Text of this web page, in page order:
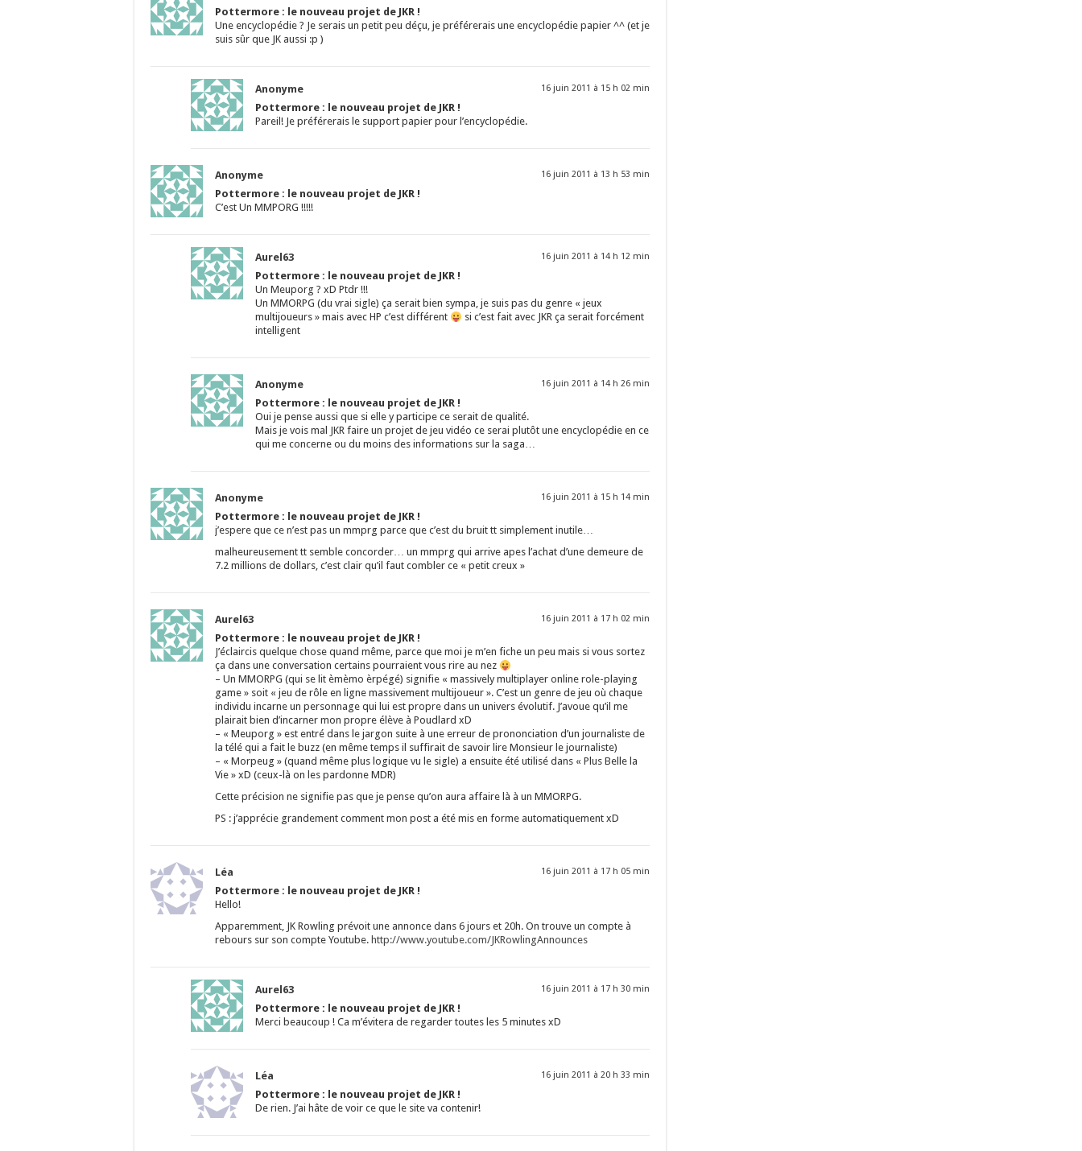
Pottermore : le nouveau projet de JKR !
Une encyclopédie ? Je serais un petit peu déçu, je préférerais une encyclopédie papier ^^ (et je
suis sûr que JK aussi :p )
Anonyme 16 juin 2011 à 15 h 02 min
Pottermore : le nouveau projet de JKR !
Pareil! Je préférerais le support papier pour l’encyclopédie.
Anonyme 16 juin 2011 à 13 h 53 min
Pottermore : le nouveau projet de JKR !
C’est Un MMPORG !!!!!
Aurel63 16 juin 2011 à 14 h 12 min
Pottermore : le nouveau projet de JKR !
Un Meuporg ? xD Ptdr !!!
Un MMORPG (du vrai sigle) ça serait bien sympa, je suis pas du genre « jeux
multijoueurs » mais avec HP c’est différent
si c’est fait avec JKR ça serait forcément
intelligent
Anonyme 16 juin 2011 à 14 h 26 min
Pottermore : le nouveau projet de JKR !
Oui je pense aussi que si elle y participe ce serait de qualité.
Mais je vois mal JKR faire un projet de jeu vidéo ce serai plutôt une encyclopédie en ce
qui me concerne ou du moins des informations sur la saga…
Anonyme 16 juin 2011 à 15 h 14 min
Pottermore : le nouveau projet de JKR !
j’espere que ce n’est pas un mmprg parce que c’est du bruit tt simplement inutile…
malheureusement tt semble concorder… un mmprg qui arrive apes l’achat d’une demeure de
7.2 millions de dollars, c’est clair qu’il faut combler ce « petit creux »
Aurel63 16 juin 2011 à 17 h 02 min
Pottermore : le nouveau projet de JKR !
J’éclaircis quelque chose quand même, parce que moi je m’en fiche un peu mais si vous sortez
ça dans une conversation certains pourraient vous rire au nez
– Un MMORPG (qui se lit èmèmo èrpégé) signifie « massively multiplayer online role-playing
game » soit « jeu de rôle en ligne massivement multijoueur ». C’est un genre de jeu où chaque
individu incarne un personnage qui lui est propre dans un univers évolutif. J’avoue qu’il me
plairait bien d’incarner mon propre élève à Poudlard xD
– « Meuporg » est entré dans le jargon suite à une erreur de prononciation d’un journaliste de
la télé qui a fait le buzz (en même temps il suffirait de savoir lire Monsieur le journaliste)
– « Morpeug » (quand même plus logique vu le sigle) a ensuite été utilisé dans « Plus Belle la
Vie » xD (ceux-là on les pardonne MDR)
Cette précision ne signifie pas que je pense qu’on aura affaire là à un MMORPG.
PS : j’apprécie grandement comment mon post a été mis en forme automatiquement xD
Léa 16 juin 2011 à 17 h 05 min
Pottermore : le nouveau projet de JKR !
Hello!
Apparemment, JK Rowling prévoit une annonce dans 6 jours et 20h. On trouve un compte à
rebours sur son compte Youtube. http://www.youtube.com/JKRowlingAnnounces
Aurel63 16 juin 2011 à 17 h 30 min
Pottermore : le nouveau projet de JKR !
Merci beaucoup ! Ca m’évitera de regarder toutes les 5 minutes xD
Léa 16 juin 2011 à 20 h 33 min
Pottermore : le nouveau projet de JKR !
De rien. J’ai hâte de voir ce que le site va contenir!